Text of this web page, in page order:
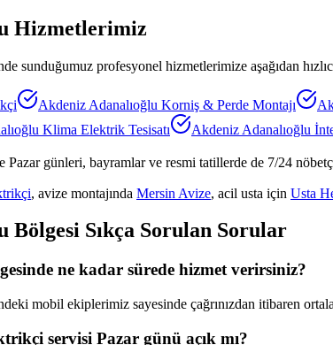
Hizmetlerimiz
sunduğumuz profesyonel hizmetlerimize aşağıdan
Akdeniz Adanalıoğlu Korniş & Perde Montajı
Klima Elektrik Tesisatı Akdeniz Adanalıoğlu
Pazar günleri, bayramlar ve resmi tatillerde de 7/24
, avize montajında Mersin Avize, acil usta için Usta
Bölgesi Sıkça Sorulan Sorular
ne kadar sürede hizmet verirsiniz?
mobil ekiplerimiz sayesinde çağrınızdan itibaren
servisi Pazar günü açık mı?